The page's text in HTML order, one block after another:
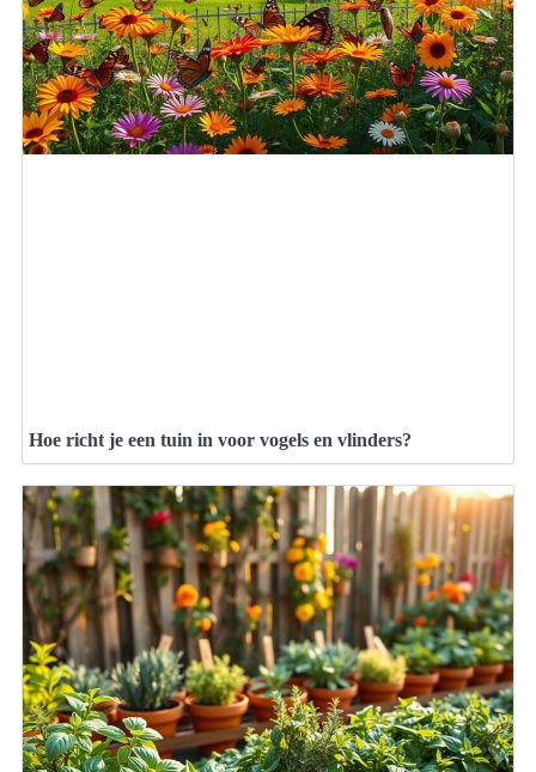
Hoe richt je een tuin in voor vogels en vlinders?